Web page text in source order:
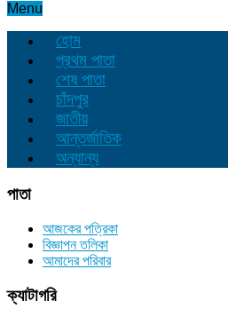
Menu
হোম
প্রথম পাতা
শেষ পাতা
চাঁদপুর
জাতীয়
আন্তর্জাতিক
অন্যান্য
পাতা
আজকের পত্রিকা
বিজ্ঞাপন তলিকা
আমাদের পরিবার
ক্যাটাগরি